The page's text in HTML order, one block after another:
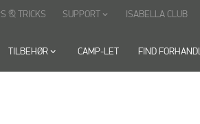
TILBEHØR keyboard_arrow_down CAMP-LET FIND
& TRICKS SUPPORT keyboard_arrow_down ISABELLA CLUB